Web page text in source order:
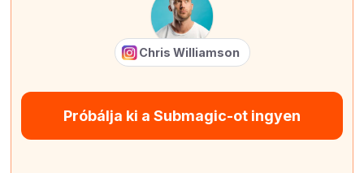
Chris Williamson
Próbálja ki a Submagic-ot ingyen